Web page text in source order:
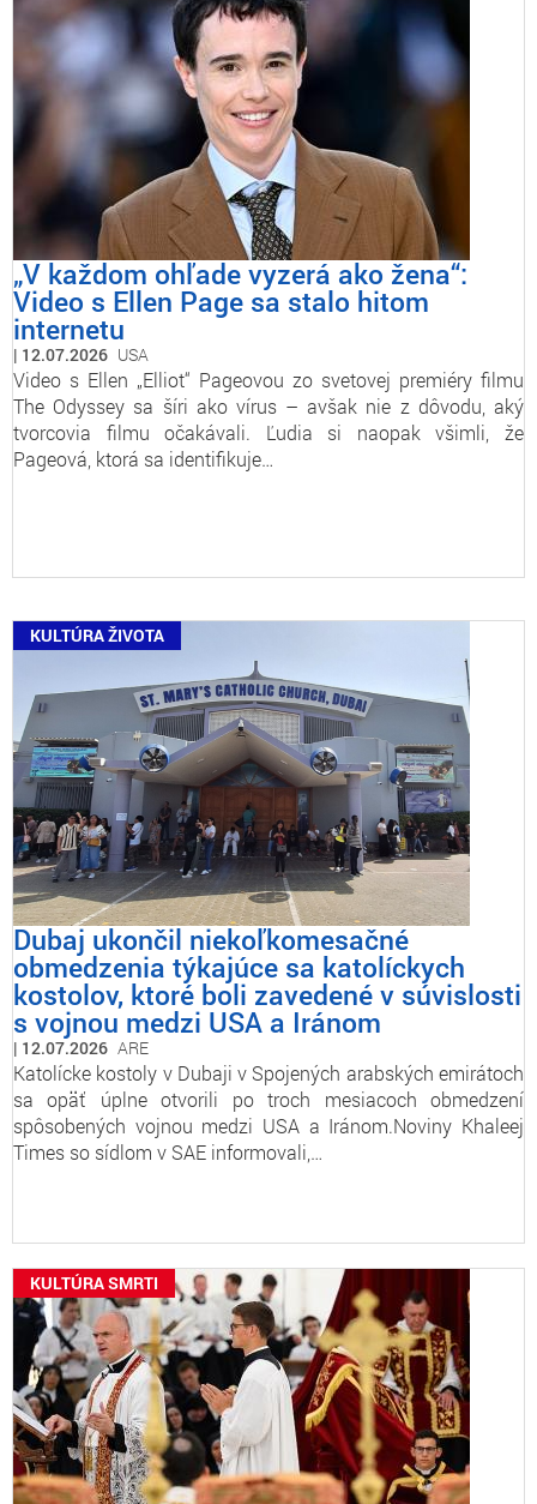
„V každom ohľade vyzerá ako žena“:
Video s Ellen Page sa stalo hitom
internetu
12.07.2026 USA
Video s Ellen „Elliot“ Pageovou zo svetovej premiéry filmu
The Odyssey sa šíri ako vírus – avšak nie z dôvodu, aký
tvorcovia filmu očakávali. Ľudia si naopak všimli, že
Pageová, ktorá sa identifikuje…
KULTÚRA ŽIVOTA
Dubaj ukončil niekoľkomesačné
obmedzenia týkajúce sa katolíckych
kostolov, ktoré boli zavedené v súvislosti
s vojnou medzi USA a Iránom
12.07.2026 ARE
Katolícke kostoly v Dubaji v Spojených arabských emirátoch
sa opäť úplne otvorili po troch mesiacoch obmedzení
spôsobených vojnou medzi USA a Iránom.Noviny Khaleej
Times so sídlom v SAE informovali,…
KULTÚRA SMRTI